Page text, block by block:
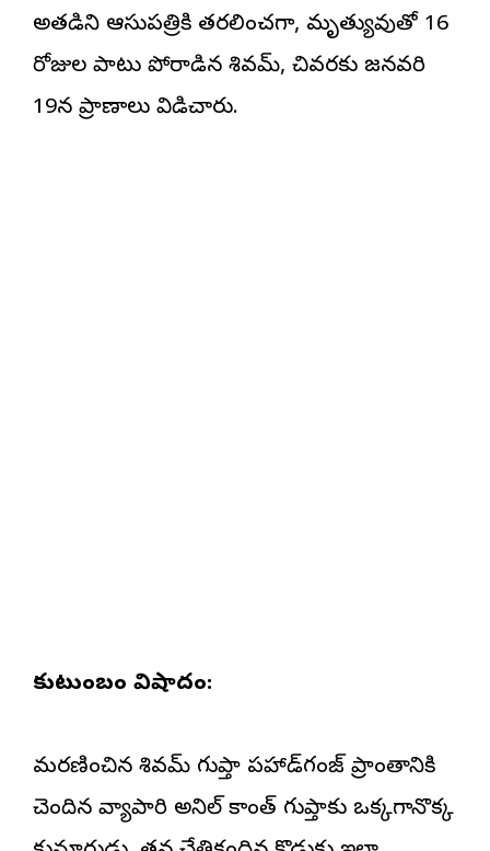
అతడిని ఆసుపత్రికి తరలించగా, మృత్యువుతో 16
రోజుల పాటు పోరాడిన శివమ్, చివరకు జనవరి
19న ప్రాణాలు విడిచారు.
కుటుంబంలో విషాదం:
మరణించిన శివమ్ గుప్తా పహాడ్‌గంజ్ ప్రాంతానికి
చెందిన వ్యాపారి అనిల్ కాంత్ గుప్తాకు ఒక్కగానొక్క